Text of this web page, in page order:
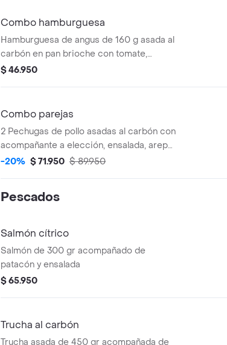
Combo hamburguesa
Hamburguesa de angus de 160 g asada al
carbón en pan brioche con tomate,
lechuga, salsas, queso cheddar y tocineta
$ 46.950
Combo parejas
2 Pechugas de pollo asadas al carbón con
acompañante a elección, ensalada, arepa
con sopa de ajiaco y 2 jugos del día.
-20% $ 71.950 $ 89.950
Pescados
Salmón cítrico
Salmón de 300 gr acompañado de
patacón y ensalada
$ 65.950
Trucha al carbón
Trucha asada de 450 gr acompañada de